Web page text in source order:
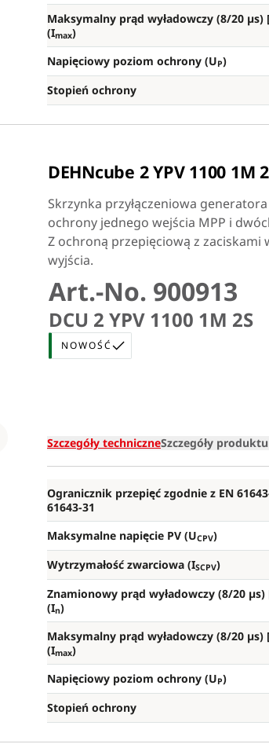
Maksymalny prąd wyładowczy (8/20 µs)
(Imax)
Napięciowy poziom ochrony (UP)
Stopień ochrony
DEHNcube 2 YPV 1100 1M
Skrzynka przyłączeniowa
ochrony jednego wejścia MPP i
Z ochroną przepięciową z zaciskami
wyjścia.
Art.-No. 900913
DCU 2 YPV 1100 1M 2S
NOWOŚĆ
Loading
Szczegóły techniczneSzczegóły
Ogranicznik przepięć zgodnie z EN
61643-31
Maksymalne napięcie PV (UCPV)
Wytrzymałość zwarciowa (ISCPV)
Znamionowy prąd wyładowczy (8/20 µs)
(In)
Maksymalny prąd wyładowczy (8/20 µs)
(Imax)
Napięciowy poziom ochrony (UP)
Stopień ochrony